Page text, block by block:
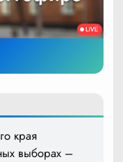
края
выборах –